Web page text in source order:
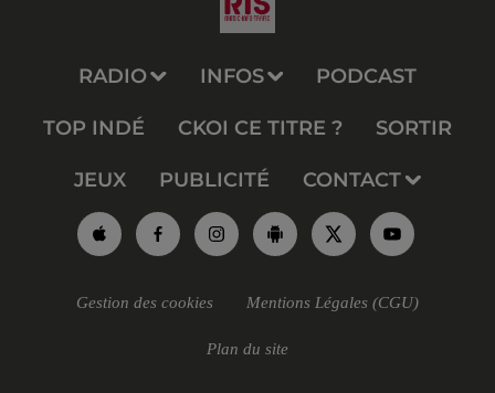
RADIO INFOS PODCAST
TOP INDÉ CKOI CE TITRE ? SORTIR
JEUX PUBLICITÉ CONTACT
Gestion des cookies Mentions Légales (CGU)
Plan du site